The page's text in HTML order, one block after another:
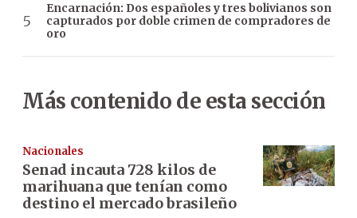
Encarnación: Dos españoles y tres bolivianos son
capturados por doble crimen de compradores de
oro
Más contenido de esta sección
Nacionales
Senad incauta 728 kilos de
marihuana que tenían como
destino el mercado brasileño